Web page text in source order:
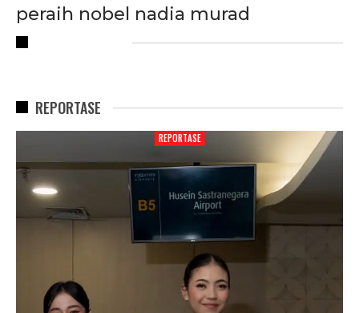
peraih nobel nadia murad
REPORTASE
REPORTASE